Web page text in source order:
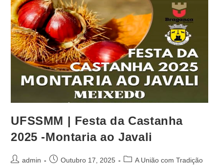
UFSSMM | Festa da Castanha
2025 -Montaria ao Javali
admin Outubro 17, 2025 A União com Tradição